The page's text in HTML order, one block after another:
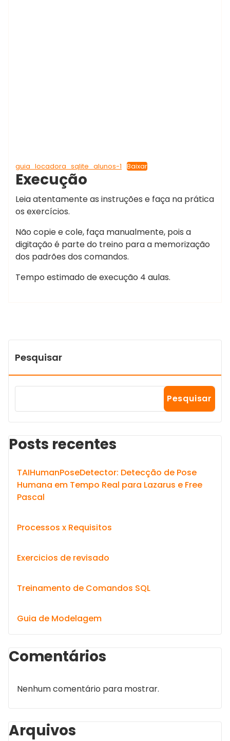
guia_locadora_sqlite_alunos-1 Baixar
Execução
Leia atentamente as instruções e faça na prática
os exercícios.
Não copie e cole, faça manualmente, pois a
digitação é parte do treino para a memorização
dos padrões dos comandos.
Tempo estimado de execução 4 aulas.
Pesquisar
Pesquisar
Posts recentes
TAIHumanPoseDetector: Detecção de Pose
Humana em Tempo Real para Lazarus e Free
Pascal
Processos x Requisitos
Exercicios de revisado
Treinamento de Comandos SQL
Guia de Modelagem
Comentários
Nenhum comentário para mostrar.
Arquivos